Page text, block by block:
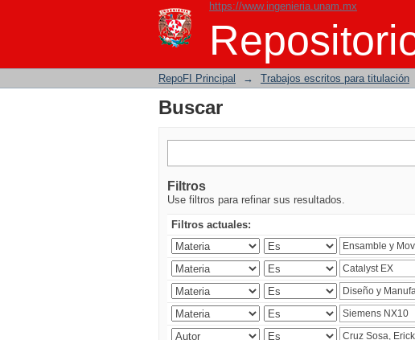
https://www.ingenieria.unam.mx
Buscar
RepoFI Principal → Trabajos escritos para titulación
Buscar
Filtros
Use filtros para refinar sus resultados.
Filtros actuales: